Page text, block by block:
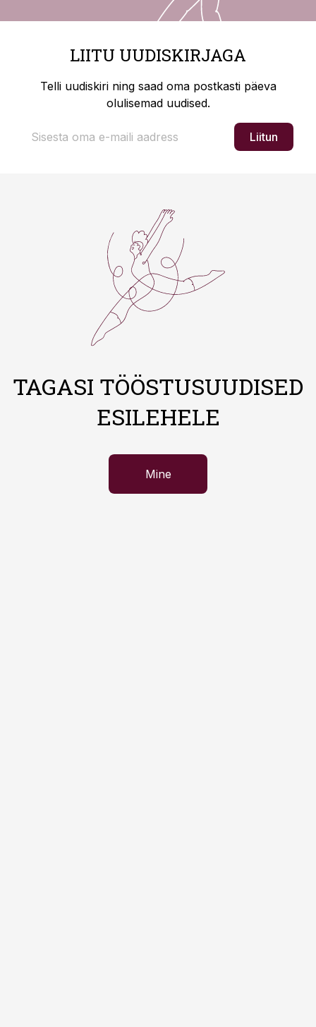
LIITU UUDISKIRJAGA
Telli uudiskiri ning saad oma postkasti päeva
olulisemad uudised.
Liitun
TAGASI TÖÖSTUSUUDISED
ESILEHELE
Mine